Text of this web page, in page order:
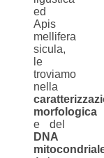
ed
Apis
mellifera
sicula,
le
troviamo
nella
morfologica
e del
DNA